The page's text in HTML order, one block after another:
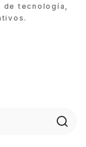
de tecnología,